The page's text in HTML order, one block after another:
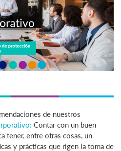
de nuestros
Contar con un buen
tener, entre otras cosas, un
y prácticas que rigen la toma de